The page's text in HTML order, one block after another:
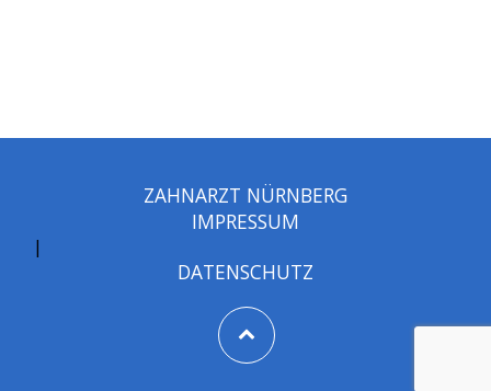
ZAHNARZT NÜRNBERG
IMPRESSUM
|
DATENSCHUTZ